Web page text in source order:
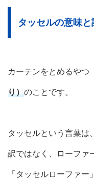
タッセルの意味と
カーテンをとめるやつ
り）のことです。
タッセルという言葉は
訳ではなく、ローファ
「タッセルローファ